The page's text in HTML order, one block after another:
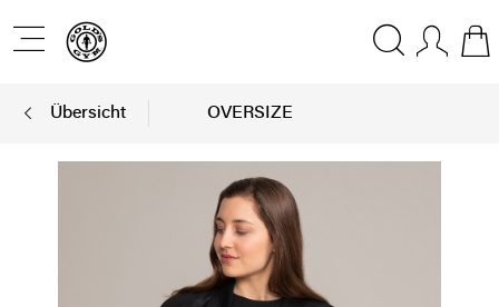
Übersicht OVERSIZE